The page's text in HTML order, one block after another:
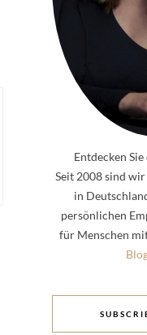
Entdecken
Seit 2008 sind
in
persönlichen
für Menschen